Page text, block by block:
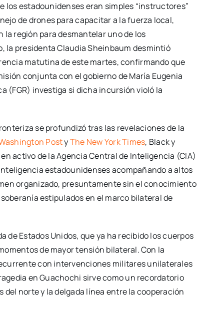
los estadounidenses eran simples “instructores”
de drones para capacitar a la fuerza local,
región para desmantelar uno de los
la presidenta Claudia Sheinbaum desmintió
matutina de este martes, confirmando que
conjunta con el gobierno de María Eugenia
(FGR) investiga si dicha incursión violó la
se profundizó tras las revelaciones de la
PostyThe New York Times, Black y
activo de la Agencia Central de Inteligencia (CIA)
estadounidenses acompañando a altos
organizado, presuntamente sin el conocimiento
estipulados en el marco bilateral de
de Estados Unidos, que ya ha recibido los cuerpos
de mayor tensión bilateral. Con la
con intervenciones militares unilaterales
en Guachochi sirve como un recordatorio
norte y la delgada línea entre la cooperación